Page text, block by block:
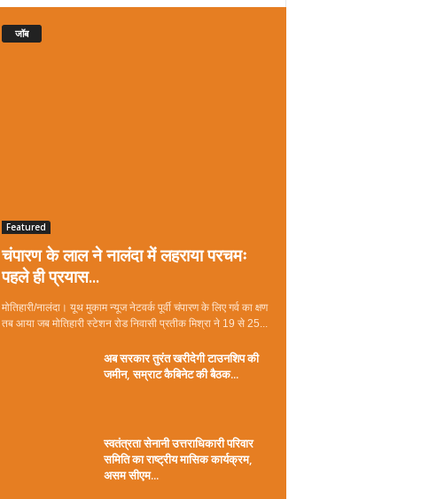
जॉब
Featured
चंपारण के लाल ने नालंदा में लहराया परचमः
पहले ही प्रयास...
मोतिहारी/नालंदा। यूथ मुकाम न्यूज नेटवर्क पूर्वी चंपारण के लिए गर्व का क्षण
तब आया जब मोतिहारी स्टेशन रोड निवासी प्रतीक मिश्रा ने 19 से 25...
अब सरकार तुरंत खरीदेगी टाउनशिप की
जमीन, सम्राट कैबिनेट की बैठक...
स्वतंत्रता सेनानी उत्तराधिकारी परिवार
समिति का राष्ट्रीय मासिक कार्यक्रम,
असम सीएम...